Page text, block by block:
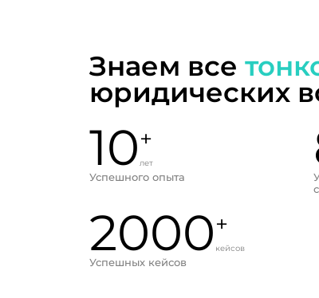
Знаем все
юридических
10+
лет
Успешного опыта
2000+
кейсов
Успешных кейсов